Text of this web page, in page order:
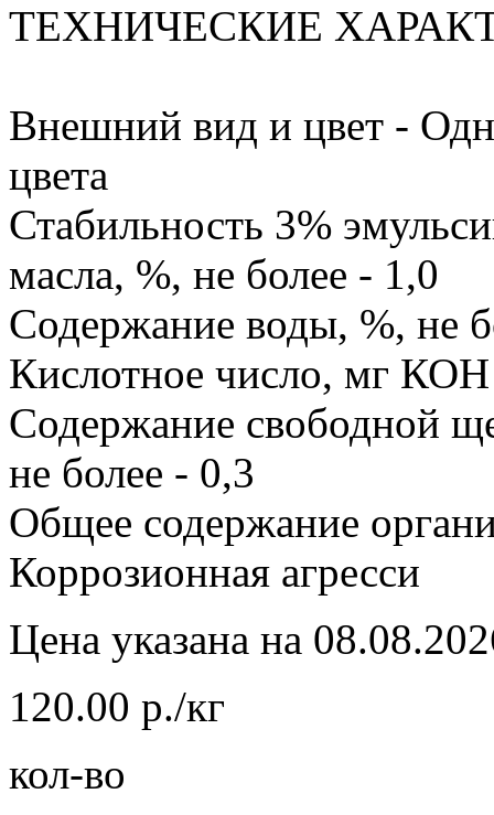
ТЕХНИЧЕСКИЕ
Внешний вид и цвет -
цвета
Стабильность 3%
масла, %, не более - 1,0
Содержание воды, %, не
Кислотное число, мг КОН
Содержание свободной
не более - 0,3
Общее содержание
Коррозионная агресси
Цена указана на
120.00 р./кг
кол-во